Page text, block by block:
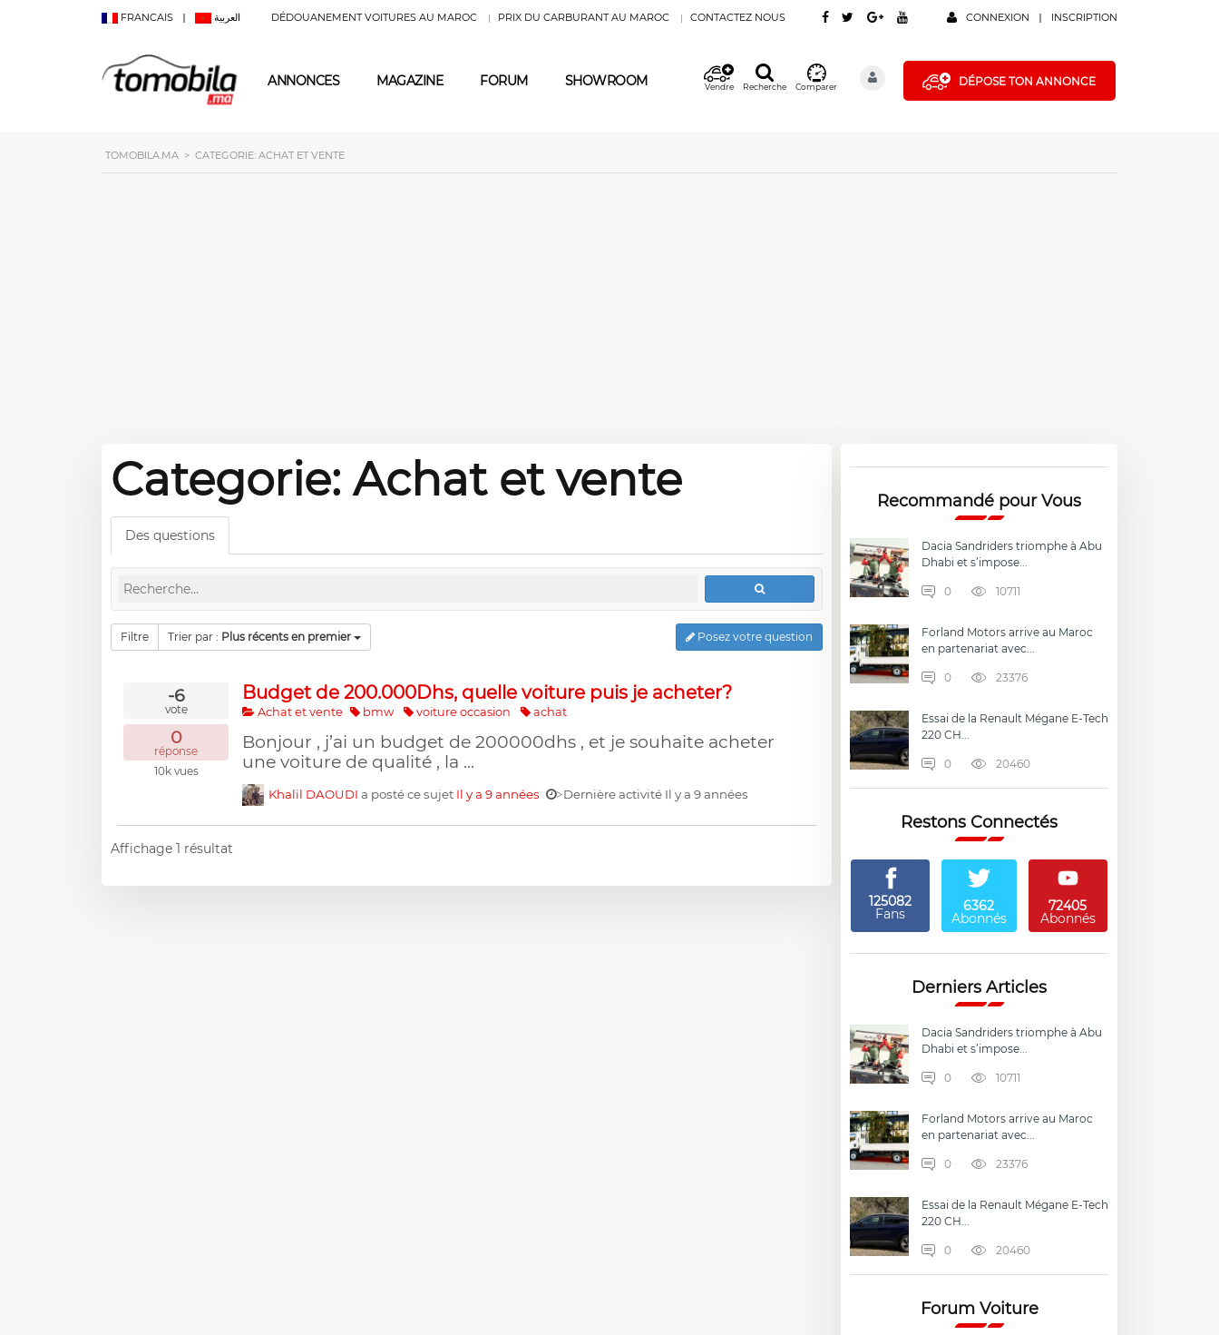
FRANCAIS العربية CONNEXION INSCRIPTION
DÉDOUANEMENT VOITURES AU MAROC PRIX DU CARBURANT AU MAROC CONTACTEZ NOUS
DÉPOSE TON ANNONCE
Comparer
Recherche
Vendre
ANNONCES MAGAZINE FORUM SHOWROOM
TOMOBILA.MA > CATEGORIE: ACHAT ET VENTE
Categorie: Achat et vente
Des questions
Filtre Trier par : Plus récents en premier Posez votre question
-6
vote
0
réponse
10kvues
Budget de 200.000Dhs, quelle voiture puis je acheter?
Achat et vente bmw voiture occasion achat
Bonjour , j’ai un budget de 200000dhs , et je souhaite acheter
une voiture de qualité , la ...
Khalil DAOUDI a posté ce sujet Il y a 9 années >Dernière activité Il y a 9 années
Affichage 1 résultat
Recommandé pour Vous
Dacia Sandriders triomphe à Abu
Dhabi et s’impose...
0 10711
Forland Motors arrive au Maroc
en partenariat avec...
0 23376
Essai de la Renault Mégane E-Tech
220 CH...
0 20460
Restons Connectés
125082
Fans 6362
Abonnés
72405
Abonnés
Derniers Articles
Dacia Sandriders triomphe à Abu
Dhabi et s’impose...
0 10711
Forland Motors arrive au Maroc
en partenariat avec...
0 23376
Essai de la Renault Mégane E-Tech
220 CH...
0 20460
Forum Voiture